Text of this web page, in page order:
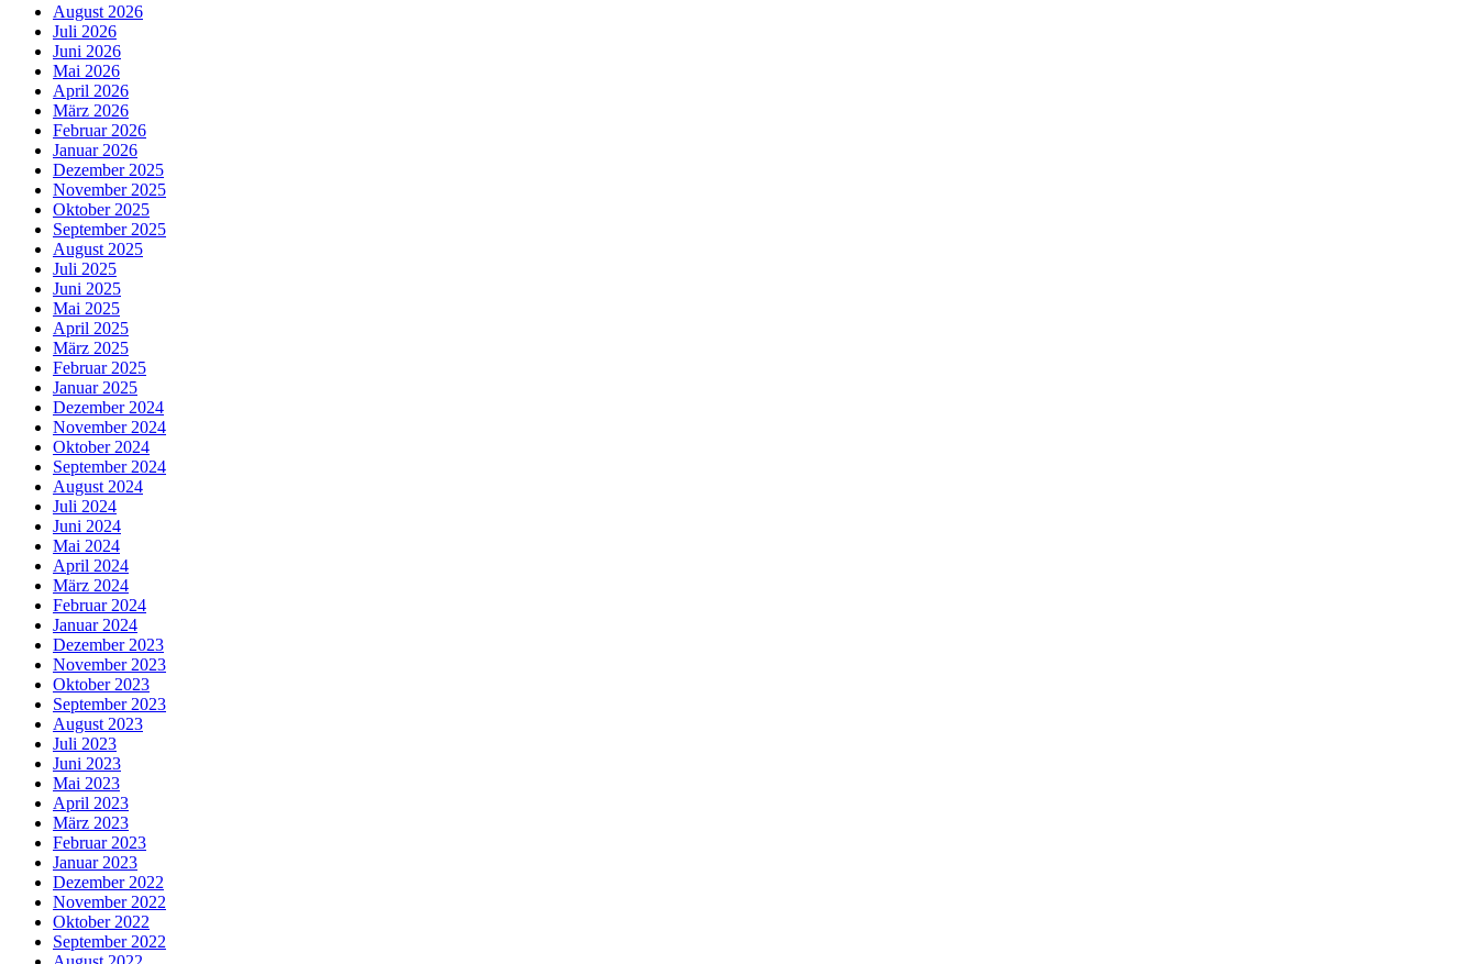
August 2026
Juli 2026
Juni 2026
Mai 2026
April 2026
März 2026
Februar 2026
Januar 2026
Dezember 2025
November 2025
Oktober 2025
September 2025
August 2025
Juli 2025
Juni 2025
Mai 2025
April 2025
März 2025
Februar 2025
Januar 2025
Dezember 2024
November 2024
Oktober 2024
September 2024
August 2024
Juli 2024
Juni 2024
Mai 2024
April 2024
März 2024
Februar 2024
Januar 2024
Dezember 2023
November 2023
Oktober 2023
September 2023
August 2023
Juli 2023
Juni 2023
Mai 2023
April 2023
März 2023
Februar 2023
Januar 2023
Dezember 2022
November 2022
Oktober 2022
September 2022